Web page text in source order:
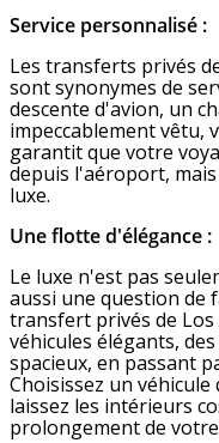
Service personnalisé :
Les transferts privés
sont synonymes de
descente d'avion, un
impeccablement vêtu,
garantit que votre
depuis l'aéroport,
luxe.
Une flotte d'élégance :
Le luxe n'est pas
aussi une question de
transfert privés de
véhicules élégants,
spacieux, en passant
Choisissez un
laissez les intérieurs
prolongement de